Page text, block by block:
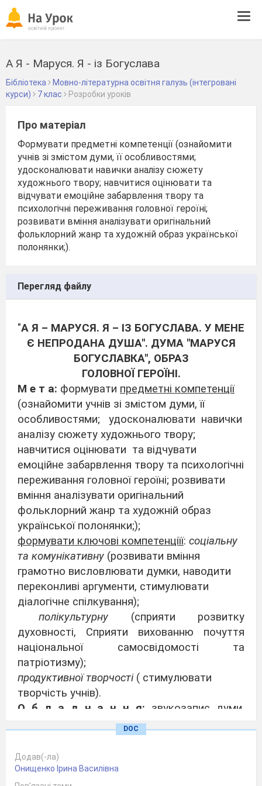
А Я - Маруся. Я - із Богуслава
Бібліотека
Мовно-літературна освітня галузь (інтегровані
курси)
7 клас Розробки уроків
Про матеріал
Формувати предметні компетенції (ознайомити
учнів зі змістом думи, її особливостями;
удосконалювати навички аналізу сюжету
художнього твору; навчитися оцінювати та
відчувати емоційне забарвлення твору та
психологічні переживання головної героїні;
розвивати вміння аналізувати оригінальний
фольклорний жанр та художній образ української
полонянки;).
Перегляд файлу
"А Я – МАРУСЯ. Я – ІЗ БОГУСЛАВА. У МЕНЕ
Є НЕПРОДАНА ДУША". ДУМА "МАРУСЯ
БОГУСЛАВКА", ОБРАЗ
ГОЛОВНОЇ ГЕРОЇНІ.
М е т а: формувати предметні компетенції
(ознайомити учнів зі змістом думи, її
особливостями; удосконалювати навички
аналізу сюжету художнього твору;
навчитися оцінювати та відчувати
емоційне забарвлення твору та психологічні
переживання головної героїні; розвивати
вміння аналізувати оригінальний
фольклорний жанр та художній образ
української полонянки;);
формувати ключові компетенціїї: соціальну
та комунікативну (розвивати вміння
грамотно висловлювати думки, наводити
переконливі аргументи, стимулювати
діалогічне спілкування);
полікультурну (сприяти розвитку
духовності, Сприяти вихованню почуття
національної самосвідомості та
патріотизму);
продуктивної творчості( стимулювати
творчість учнів).
О б л а д н а н н я: звукозапис думи,
тлумачні словники, збірки народних дум,
ілюстрації до твору..
Перебіг
DOC
Додав(-ла)
Онищенко Ірина Василівна